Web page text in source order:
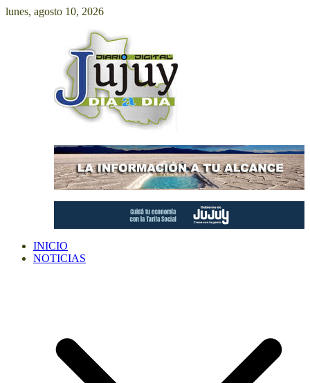
Saltar
lunes, agosto 10, 2026
INICIO
NOTICIAS